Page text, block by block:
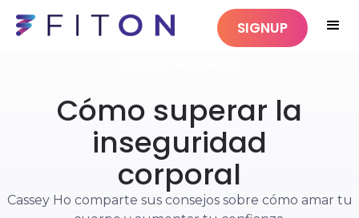
SIGNUP
Cómo superar la
inseguridad
corporal
Cassey Ho comparte sus consejos sobre cómo amar tu